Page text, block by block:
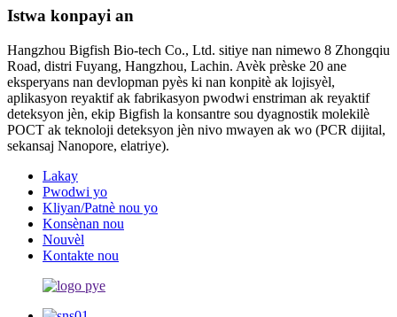
Istwa konpayi an
Hangzhou Bigfish Bio-tech Co., Ltd. sitiye nan nimewo 8 Zhongqiu
Road, distri Fuyang, Hangzhou, Lachin. Avèk prèske 20 ane
eksperyans nan devlopman pyès ki nan konpitè ak lojisyèl,
aplikasyon reyaktif ak fabrikasyon pwodwi enstriman ak reyaktif
deteksyon jèn, ekip Bigfish la konsantre sou dyagnostik molekilè
POCT ak teknoloji deteksyon jèn nivo mwayen ak wo (PCR dijital,
sekansaj Nanopore, elatriye).
Lakay
Pwodwi yo
Kliyan/Patnè nou yo
Konsènan nou
Nouvèl
Kontakte nou